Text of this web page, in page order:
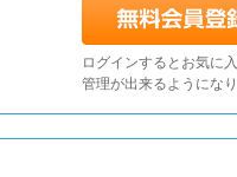
ログインするとお気に
管理が出来るようにな